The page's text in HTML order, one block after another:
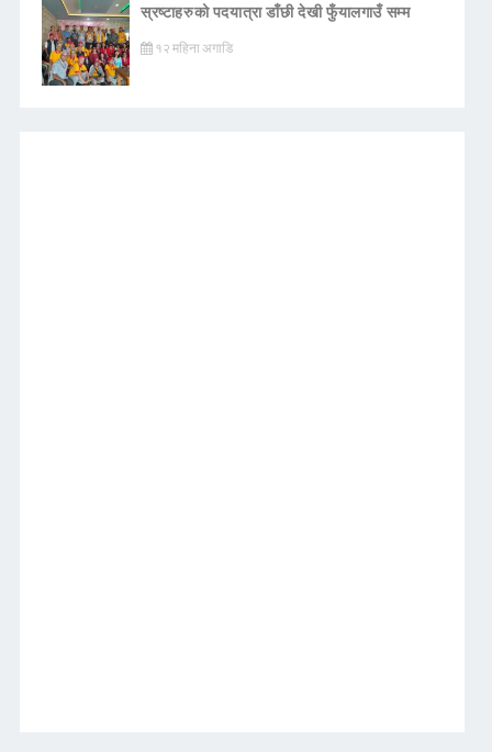
स्रष्टाहरुको पदयात्रा डाँछी देखी फुँयालगाउँ सम्म
१२ महिना अगाडि